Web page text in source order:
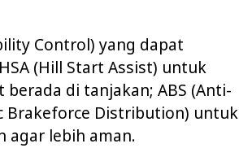
Control) yang dapat
(Hill Start Assist) untuk
di tanjakan; ABS (Anti-
Brakeforce Distribution) untuk
agar lebih aman.